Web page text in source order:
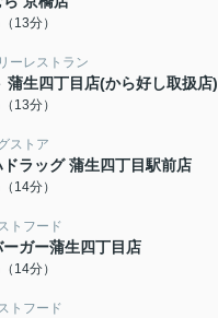
13分）
ーレストラン
蒲生四丁目店(から好し取扱店)
13分）
ストア
ドラッグ 蒲生四丁目駅前店
14分）
トフード
ーガー蒲生四丁目店
14分）
トフード